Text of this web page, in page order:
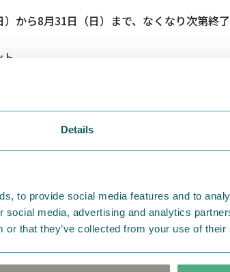
Details
to provide social media features and to
social media, advertising and analytics
or that they’ve collected from your use of
ら8月31日（日）まで、なくなり次第終